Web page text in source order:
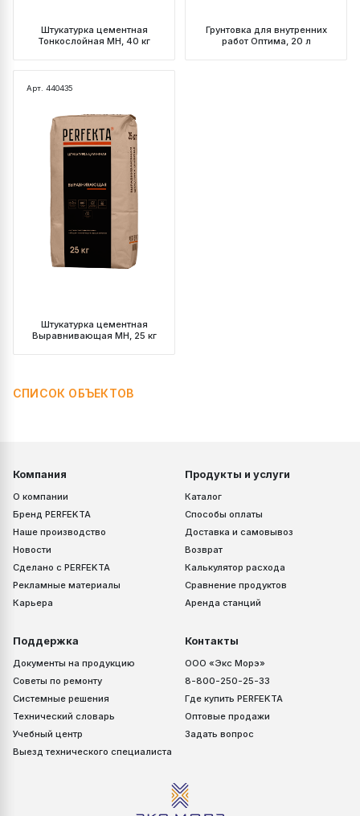
Штукатурка цементная
Тонкослойная МН, 40 кг
Грунтовка для внутренних
работ Оптима, 20 л
Арт. 440435
Штукатурка цементная
Выравнивающая МН, 25 кг
СПИСОК ОБЪЕКТОВ
Компания
О компании
Бренд PERFEKTA
Наше производство
Новости
Сделано с PERFEKTA
Рекламные материалы
Карьера
Продукты и услуги
Каталог
Способы оплаты
Доставка и самовывоз
Возврат
Калькулятор расхода
Сравнение продуктов
Аренда станций
Поддержка
Документы на продукцию
Советы по ремонту
Системные решения
Технический словарь
Учебный центр
Выезд технического специалиста
Контакты
ООО «Экс Морэ»
8-800-250-25-33
Где купить PERFEKTA
Оптовые продажи
Задать вопрос